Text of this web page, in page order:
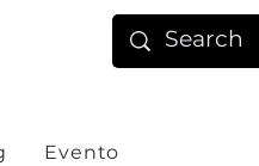
Evento